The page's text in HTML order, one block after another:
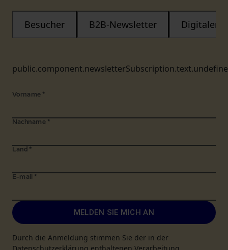
Besucher B2B-Newsletter Digitaler
Vorname *
Nachname *
Land *
E-mail *
MELDEN SIE MICH AN
Durch die Anmeldung stimmen Sie der in der